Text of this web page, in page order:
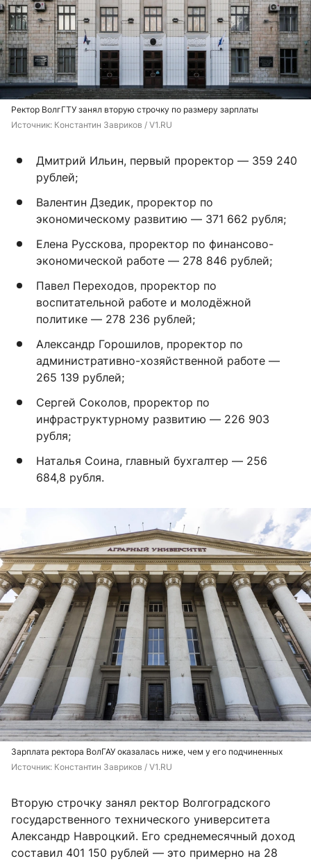
Ректор ВолгГТУ занял вторую строчку по размеру зарплаты
Источник: Константин Завриков / V1.RU
Дмитрий Ильин, первый проректор — 359 240
рублей;
Валентин Дзедик, проректор по
экономическому развитию — 371 662 рубля;
Елена Русскова, проректор по финансово-
экономической работе — 278 846 рублей;
Павел Переходов, проректор по
воспитательной работе и молодёжной
политике — 278 236 рублей;
Александр Горошилов, проректор по
административно-хозяйственной работе —
265 139 рублей;
Сергей Соколов, проректор по
инфраструктурному развитию — 226 903
рубля;
Наталья Соина, главный бухгалтер — 256
684,8 рубля.
Зарплата ректора ВолГАУ оказалась ниже, чем у его подчиненных
Источник: Константин Завриков / V1.RU
Вторую строчку занял ректор Волгоградского
государственного технического университета
Александр Навроцкий. Его среднемесячный доход
составил 401 150 рублей — это примерно на 28